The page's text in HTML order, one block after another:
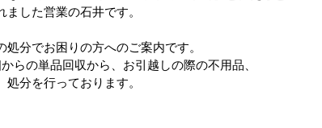
電気代削減 長崎ヴェルカを応援しています！
ゴルフ大好き ゴキブリ駆除 魚釣り大好き
ました営業の石井です。
分でお困りの方へのご案内です。
らの単品回収から、お引越しの際の不用品、
分を行っております。